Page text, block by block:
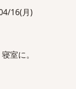
16(月)
室に。